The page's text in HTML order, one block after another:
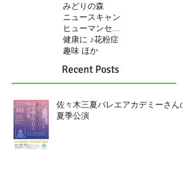
みどりの森
ニュースキャン
健康に ♪花粉症
趣味 ほか
Recent Posts
佐々木三夏バレエアカデミーさんの
夏季公演